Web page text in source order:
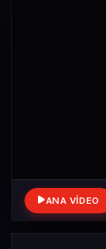
ANA VIDEO